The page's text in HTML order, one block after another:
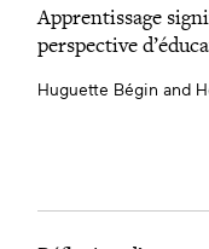
Apprentissage
perspective
Huguette Bégin and